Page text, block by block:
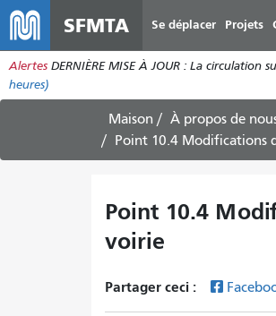
SFMTA Se déplacer Projets
Alertes DERNIÈRE MISE À JOUR : La
heures)
Maison À propos de
Point 10.4 Modifications
Point 10.4
voirie
Partager ceci :